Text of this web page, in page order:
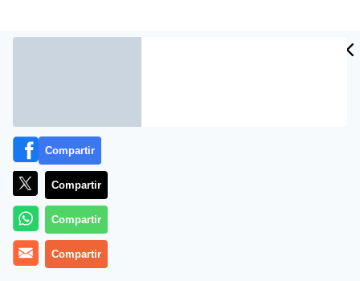
Más información
Compartir
Compartir
Compartir
Compartir